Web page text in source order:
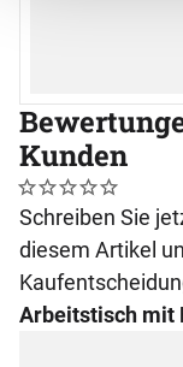
Kunden
Noch keine
0 Bewertungen
Schreiben Sie
diesem Artikel
Arbeitstisch mit